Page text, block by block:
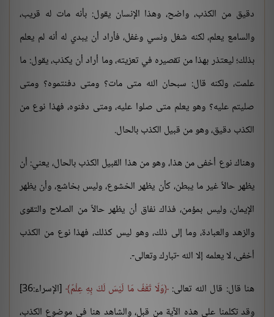
دقيق من الكذب، واضح، وهذا الإنسان يقول: بأنه مات له قريب،
والسامع يعلم، لكنه شغل ونسي وغفل، فأراد أن يبدي له أنه لم يعلم
بذلك؛ ليعتذر بهذا من تقصيره في تعزيته، وما أراد أن يكذب، يقول: ما
علمت، ولكنه قال: سبحان الله متى مات؟ ومتى دفنتموه؟ ومتى
صليتم عليه؟ وهو يعلم متى صلوا عليه، ومتى دفنوه، فهذا نوع من
الكذب دقيق، وهو من قبيل الكذب بالحال.
وهناك نوع أخفى من هذا، وهو من هذا القبيل الكذب بالحال، يعني: أن
يظهر حالاً غير ما يبطن، كأن يظهر الخشوع، وليس بخاشع، وأن يظهر
الإيمان، وليس بمؤمن، فذاك نفاق أن يظهر حالاً من الصلاح والتقوى
والزهد والعبادة، وما إلى ذلك، وهو ليس كذلك، فهذا نوع من الكذب
أخفى، لا يعلمه إلا الله -تبارك وتعالى-.
هنا قال: قال الله تعالى: وَلَا تَقْفُ مَا لَيْسَ لَكَ بِهِ عِلْمٌ
[الإسراء:36]
وقد تكلمنا على هذه الآية من قبل، والشاهد هنا في موضوع الكذب،